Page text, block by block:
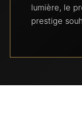
lumière, le
prestige